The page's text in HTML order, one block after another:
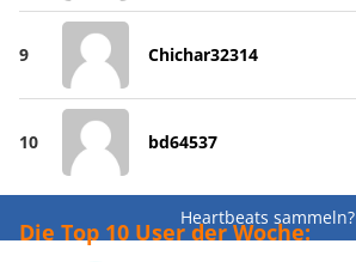
9 Chichar32314
10 bd64537
Heartbeats sammeln?
Die Top 10 User der Woche: